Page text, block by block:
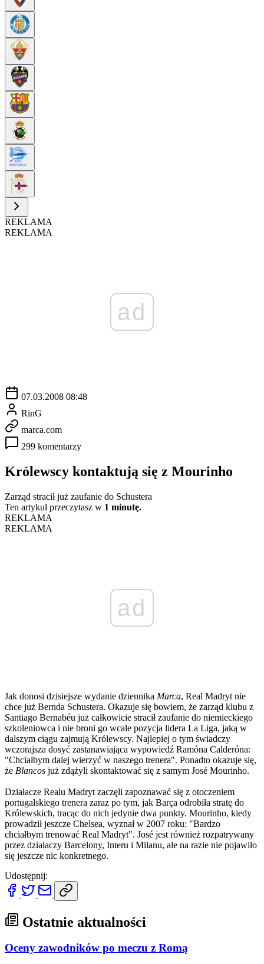
REKLAMA
REKLAMA
ad
07.03.2008 08:48
RinG
marca.com
299 komentarzy
Królewscy kontaktują się z Mourinho
Zarząd stracił już zaufanie do Schustera
Ten artykuł przeczytasz w 1 minutę.
REKLAMA
REKLAMA
ad
Jak donosi dzisiejsze wydanie dziennika Marca, Real Madryt nie
chce już Bernda Schustera. Okazuje się bowiem, że zarząd klubu z
Santiago Bernabéu już całkowicie stracił zaufanie do niemieckiego
szkoleniowca i nie broni go wcale pozycja lidera La Liga, jaką w
dalszym ciągu zajmują Królewscy. Najlepiej o tym świadczy
wczorajsza dosyć zastanawiająca wypowiedź Ramóna Calderóna:
"Chciałbym dalej wierzyć w naszego trenera". Ponadto okazuje się,
że Blancos już zdążyli skontaktować się z samym José Mourinho.
Działacze Realu Madryt zaczęli zapoznawać się z otoczeniem
portugalskiego trenera zaraz po tym, jak Barça odrobiła stratę do
Królewskich, tracąc do nich jedynie dwa punkty. Mourinho, kiedy
prowadził jeszcze Chelsea, wyznał w 2007 roku: "Bardzo
chciałbym trenować Real Madryt". José jest również rozpatrywany
przez działaczy Barcelony, Interu i Milanu, ale na razie nie pojawiło
się jeszcze nic konkretnego.
Udostępnij:
Ostatnie aktualności
Oceny zawodników po meczu z Romą